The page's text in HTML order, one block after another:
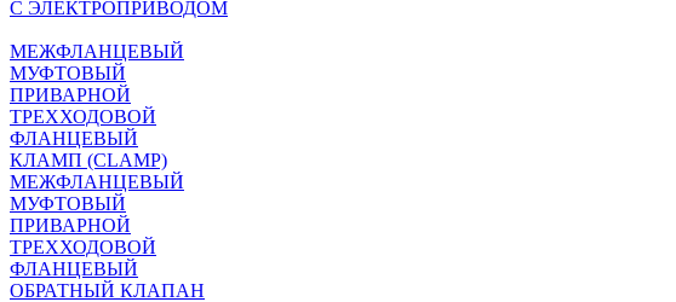
C ЭЛЕКТРОПРИВОДОМ
МЕЖФЛАНЦЕВЫЙ
МУФТОВЫЙ
ПРИВАРНОЙ
ТРЕХХОДОВОЙ
ФЛАНЦЕВЫЙ
КЛАМП (CLAMP)
МЕЖФЛАНЦЕВЫЙ
МУФТОВЫЙ
ПРИВАРНОЙ
ТРЕХХОДОВОЙ
ФЛАНЦЕВЫЙ
ОБРАТНЫЙ КЛАПАН